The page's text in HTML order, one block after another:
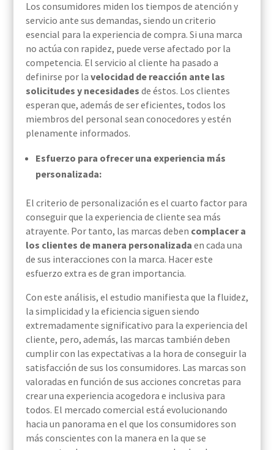
Los consumidores miden los tiempos de atención y
servicio ante sus demandas, siendo un criterio
esencial para la experiencia de compra. Si una marca
no actúa con rapidez, puede verse afectado por la
competencia. El servicio al cliente ha pasado a
definirse por la velocidad de reacción ante las
solicitudes y necesidades de éstos. Los clientes
esperan que, además de ser eficientes, todos los
miembros del personal sean conocedores y estén
plenamente informados.
Esfuerzo para ofrecer una experiencia más
personalizada:
El criterio de personalización es el cuarto factor para
conseguir que la experiencia de cliente sea más
atrayente. Por tanto, las marcas deben complacer a
los clientes de manera personalizada en cada una
de sus interacciones con la marca. Hacer este
esfuerzo extra es de gran importancia.
Con este análisis, el estudio manifiesta que la fluidez,
la simplicidad y la eficiencia siguen siendo
extremadamente significativo para la experiencia del
cliente, pero, además, las marcas también deben
cumplir con las expectativas a la hora de conseguir la
satisfacción de sus los consumidores. Las marcas son
valoradas en función de sus acciones concretas para
crear una experiencia acogedora e inclusiva para
todos. El mercado comercial está evolucionando
hacia un panorama en el que los consumidores son
más conscientes con la manera en la que se